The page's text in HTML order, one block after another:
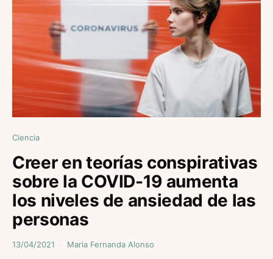
Ciencia
Creer en teorías conspirativas
sobre la COVID-19 aumenta
los niveles de ansiedad de las
personas
13/04/2021 Maria Fernanda Alonso